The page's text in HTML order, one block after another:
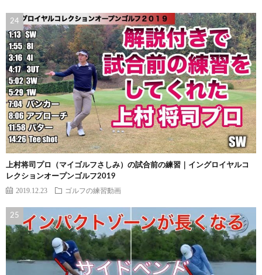
上村将司プロ（マイゴルフさしみ）の試合前の練習｜イングロイヤルコ
レクションオープンゴルフ2019
2019.12.23 ゴルフの練習動画